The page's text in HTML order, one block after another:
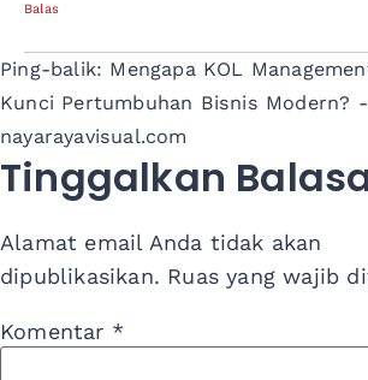
Balas
Ping-balik: Mengapa KOL
Kunci Pertumbuhan Bisnis Modern? -
nayarayavisual.com
Tinggalkan
Alamat email Anda tidak akan
dipublikasikan. Ruas yang wajib
Komentar *